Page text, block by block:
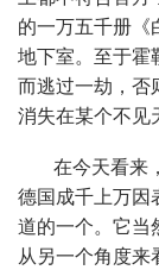
的一万五千册《
地下室。至于霍
而逃过一劫，否
消失在某个不见
在今天看来
德国成千上万因
道的一个。它当
从另一个角度来